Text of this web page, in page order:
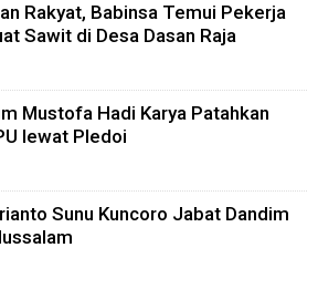
Rakyat, Babinsa Temui Pekerja
Sawit di Desa Dasan Raja
Mustofa Hadi Karya Patahkan
lewat Pledoi
Sunu Kuncoro Jabat Dandim